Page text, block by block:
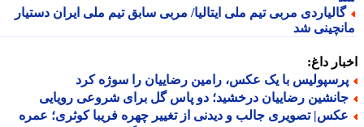
مربی تیم ملی ایتالیا/ مربی سابق تیم ملی ایران دستیار
شد
داغ:
با یک عکس، رامین رضاییان را سوژه کرد
رضاییان درخشید؛ دو پاس گل برای شروعی رویایی
تصویری جالب و دیدنی از تغییر چهره فریبا کوثری؛ عمره